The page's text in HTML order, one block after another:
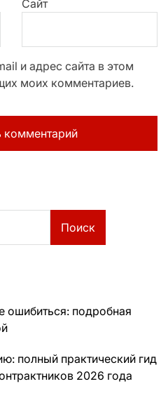
Сайт
и адрес сайта в этом
моих комментариев.
Поиск
ошибиться: подробная
полный практический гид
2026 года